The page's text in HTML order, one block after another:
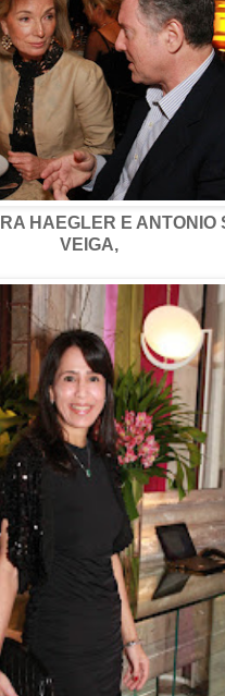
HAEGLER E ANTONIO
VEIGA,